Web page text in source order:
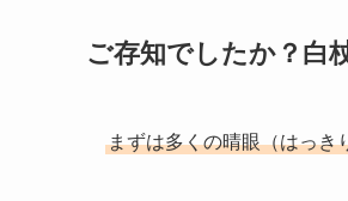
ご存知でしたか？白
まずは多くの晴眼（はっき